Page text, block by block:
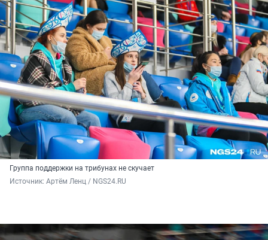
Группа поддержки на трибунах не скучает
Источник: Артём Ленц / NGS24.RU